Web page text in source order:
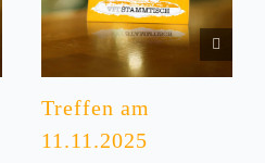
Treffen am
11.11.2025